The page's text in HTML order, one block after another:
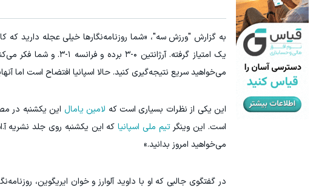
به گزارش "ورزش سه"، «شما روزنامه‌نگارها خیلی عجله دارید که
یک امتیاز گرفته.
می‌خواهید سریع نتیجه‌گیری کنید. حالا اسپانیا افتضاح است اما
این یکی از نظرات بسیاری است که لامین یامال این یکشنبه در
است. این وینگرتیم ملی اسپانیا
می‌خواهید امروز بدانید.»
در گفتگوی جالبی که او با داوید آلوارز و خوان ایریگوین،
60% تخفیف پوشاک جین وست + خرید در 4 قسط
مشاهده و خرید